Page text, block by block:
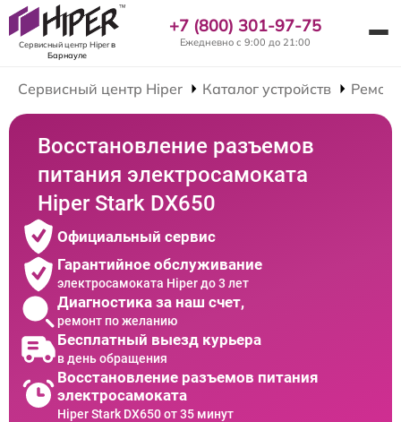
Сервисный центр Hiperв
Барнауле
+7 (800) 301-97-75
Ежедневно с 9:00 до 21:00
Сервисный центр Hiper Каталог устройств
Восстановление разъемов
питания электросамоката
Hiper Stark DX650
Официальный сервис
Гарантийное обслуживание
электросамоката Hiper до 3 лет
Диагностика за наш счет,
ремонт по желанию
Бесплатный выезд курьера
в день обращения
Восстановление разъемов питания
электросамоката
Hiper Stark DX650 от 35 минут